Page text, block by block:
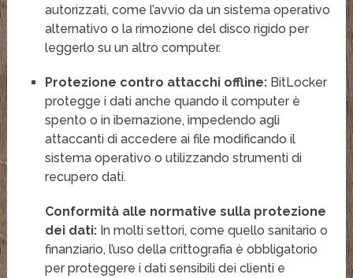
autorizzati, come l’avvio da un sistema operativo
alternativo o la rimozione del disco rigido per
leggerlo su un altro computer.
Protezione contro attacchi offline:BitLocker
protegge i dati anche quando il computer è
spento o in ibernazione, impedendo agli
attaccanti di accedere ai file modificando il
sistema operativo o utilizzando strumenti di
recupero dati.
Conformità alle normative sulla protezione
dei dati:In molti settori, come quello sanitario o
finanziario, l’uso della crittografia è obbligatorio
per proteggere i dati sensibili dei clienti e